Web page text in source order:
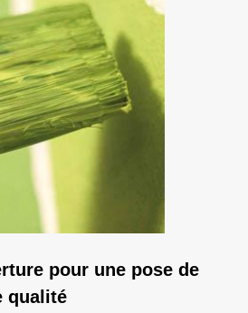
pour une pose de
qualité